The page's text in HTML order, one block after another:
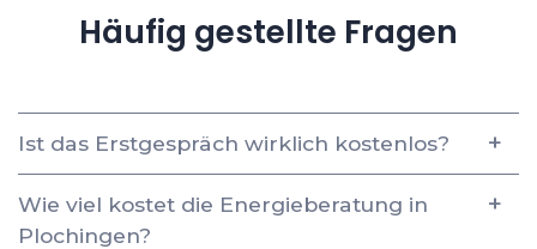
Häufig gestellte Fragen
Ist das Erstgespräch wirklich kostenlos?
Wie viel kostet die Energieberatung in
Plochingen?